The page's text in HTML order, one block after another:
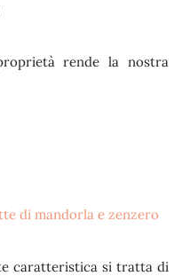
rende la nostra
caratteristica si tratta di